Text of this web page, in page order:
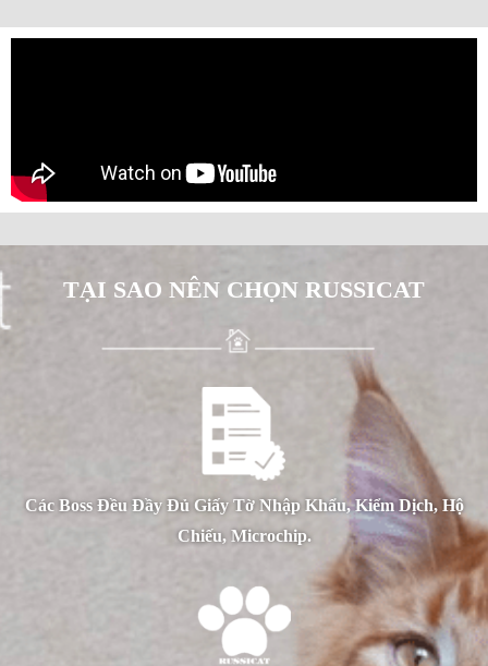
TẠI SAO NÊN CHỌN RUSSICAT
Các Boss Đều Đầy Đủ Giấy Tờ Nhập Khẩu, Kiểm Dịch, Hộ
Chiếu, Microchip.